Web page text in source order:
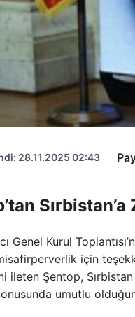
28.11.2025 02:43
Genel Kurul
için
ileten Şentop,
umutlu